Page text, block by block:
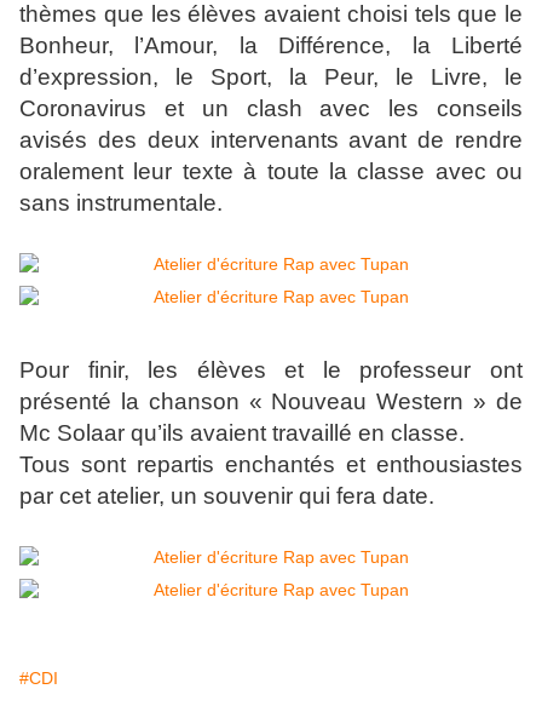
thèmes que les élèves avaient choisi tels que le
Bonheur, l’Amour, la Différence, la Liberté
d’expression, le Sport, la Peur, le Livre, le
Coronavirus et un clash avec les conseils
avisés des deux intervenants avant de rendre
oralement leur texte à toute la classe avec ou
sans instrumentale.
Pour finir, les élèves et le professeur ont
présenté la chanson « Nouveau Western » de
Mc Solaar qu’ils avaient travaillé en classe.
Tous sont repartis enchantés et enthousiastes
par cet atelier, un souvenir qui fera date.
#CDI